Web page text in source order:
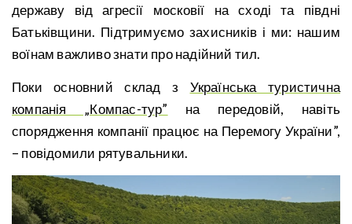
державу від агресії московії на сході та півдні
Батьківщини. Підтримуємо захисників і ми: нашим
воїнам важливо знати про надійний тил.
Поки основний склад з Українська туристична
компанія „Компас-тур” на передовій, навіть
спорядження компанії працює на Перемогу України”,
– повідомили рятувальники.